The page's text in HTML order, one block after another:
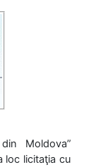
Moldova”
loc licitaţia cu